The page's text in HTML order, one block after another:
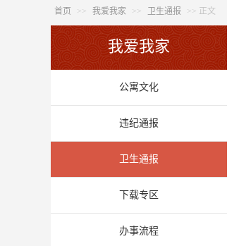
首页 >> 我爱我家 >> 卫生通报 >> 正文
我爱我家
公寓文化
违纪通报
卫生通报
下载专区
办事流程